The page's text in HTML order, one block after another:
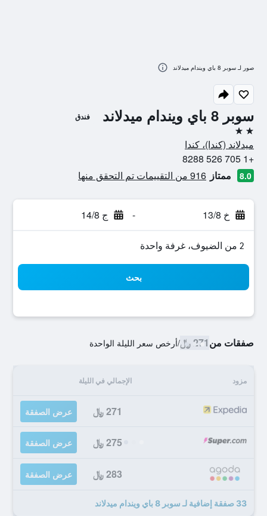
سوبر 8 باي ويندام ميدلاند فندق
2 نجمتين
ميدلاند (كندا)، كندا
+1 705 526 8288
8.0 ممتاز 916 من التقييمات تم التحقق منها
خ 13/8 - ج 14/8
2 من الضيوف، غرفة واحدة
بحث
صفقات من271 ﷼ /أرخص سعر الليلة الواحدة
مزود الإجمالي في الليلة
271 ﷼ عرض الصفقة
275 ﷼ عرض الصفقة
283 ﷼ عرض الصفقة
33 صفقة إضافية لـ سوبر 8 باي ويندام ميدلاند
صور لـ سوبر 8 باي ويندام ميدلاند